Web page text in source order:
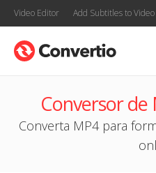
Video Editor Add Subtitles to Video
Conversor de
Converta MP4 para